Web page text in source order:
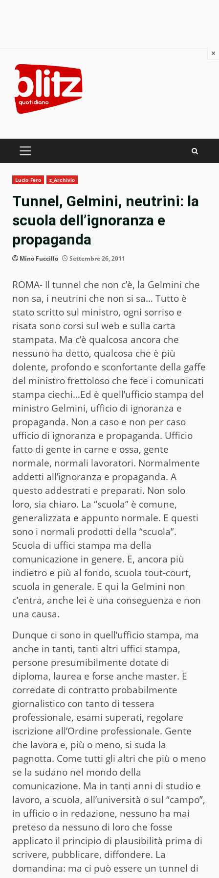
content
PRIMARY
Lucio Fero z_Archivio
Tunnel, Gelmini, neutrini: la
scuola dell’ignoranza e
propaganda
Mino Fuccillo Settembre 26, 2011
ROMA- Il tunnel che non c’è, la Gelmini che
non sa, i neutrini che non si sa… Tutto è
stato scritto sul ministro, ogni sorriso e
risata sono corsi sul web e sulla carta
stampata. Ma c’è qualcosa ancora che
nessuno ha detto, qualcosa che è più
dolente, profondo e sconfortante della gaffe
del ministro frettoloso che fece i comunicati
stampa ciechi…Ed è quell’ufficio stampa del
ministro Gelmini, ufficio di ignoranza e
propaganda. Non a caso e non per caso
ufficio di ignoranza e propaganda. Ufficio
fatto di gente in carne e ossa, gente
normale, normali lavoratori. Normalmente
addetti all’ignoranza e propaganda. A
questo addestrati e preparati. Non solo
loro, sia chiaro. La “scuola” è comune,
generalizzata e appunto normale. E questi
sono i normali prodotti della “scuola”.
Scuola di uffici stampa ma della
comunicazione in genere. E, ancora più
indietro e più al fondo, scuola tout-court,
scuola in generale. E qui la Gelmini non
c’entra, anche lei è una conseguenza e non
una causa.
Dunque ci sono in quell’ufficio stampa, ma
anche in tanti, tanti altri uffici stampa,
persone presumibilmente dotate di
diploma, laurea e forse anche master. E
corredate di contratto probabilmente
giornalistico con tanto di tessera
professionale, esami superati, regolare
iscrizione all’Ordine professionale. Gente
che lavora e, più o meno, si suda la
pagnotta. Come tutti gli altri che più o meno
se la sudano nel mondo della
comunicazione. Ma in tanti anni di studio e
lavoro, a scuola, all’università o sul “campo”,
in ufficio o in redazione, nessuno ha mai
preteso da nessuno di loro che fosse
applicato il principio di plausibilità prima di
scrivere, pubblicare, diffondere. La
domandina: ma ci può essere un tunnel di
×